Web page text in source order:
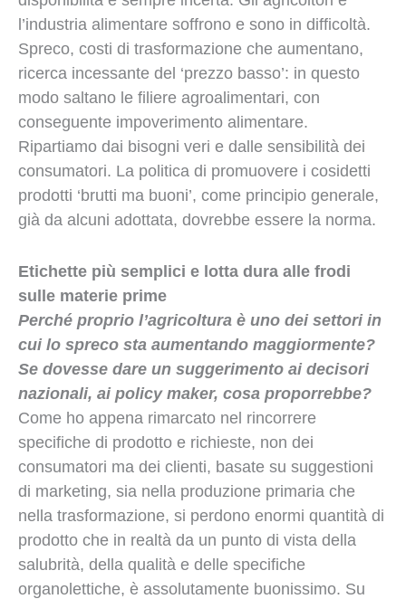
l’industria alimentare soffrono e sono in difficoltà.
Spreco, costi di trasformazione che aumentano,
ricerca incessante del ‘prezzo basso’: in questo
modo saltano le filiere agroalimentari, con
conseguente impoverimento alimentare.
Ripartiamo dai bisogni veri e dalle sensibilità dei
consumatori. La politica di promuovere i cosidetti
prodotti ‘brutti ma buoni’, come principio generale,
già da alcuni adottata, dovrebbe essere la norma.
Etichette più semplici e lotta dura alle frodi
sulle materie prime
Perché proprio l’agricoltura è uno dei settori in
cui lo spreco sta aumentando maggiormente?
Se dovesse dare un suggerimento ai decisori
nazionali, ai policy maker, cosa proporrebbe?
Come ho appena rimarcato nel rincorrere
specifiche di prodotto e richieste, non dei
consumatori ma dei clienti, basate su suggestioni
di marketing, sia nella produzione primaria che
nella trasformazione, si perdono enormi quantità di
prodotto che in realtà da un punto di vista della
salubrità, della qualità e delle specifiche
organolettiche, è assolutamente buonissimo. Su